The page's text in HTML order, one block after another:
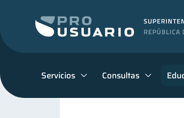
Servicios Consultas